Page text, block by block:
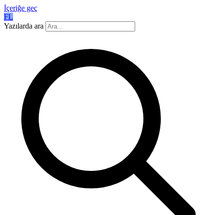
İçeriğe geç
FL
Yazılarda ara